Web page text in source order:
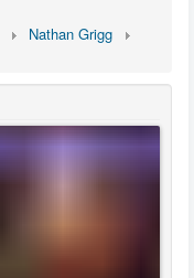
Nathan Grigg